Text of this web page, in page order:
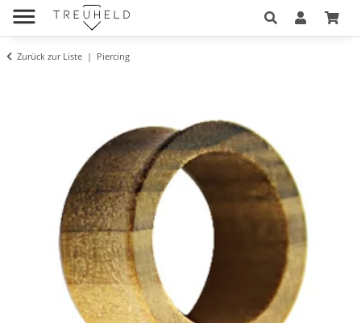
Zurück zur Liste Piercing